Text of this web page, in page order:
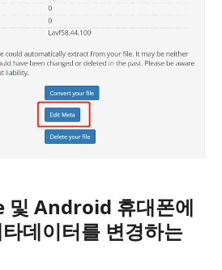
및 Android 휴대폰에
데이터를 변경하는